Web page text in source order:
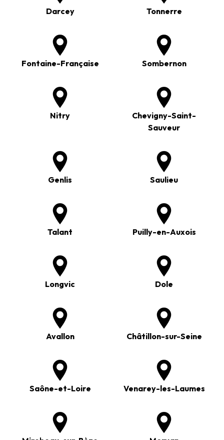
Darcey Tonnerre
Fontaine-Française Sombernon
Nitry
Chevigny-Saint-
Sauveur
Genlis Saulieu
Talant Puilly-en-Auxois
Longvic Dole
Avallon Châtillon-sur-Seine
Saône-et-Loire Venarey-les-Laumes